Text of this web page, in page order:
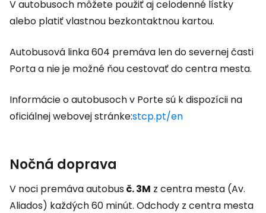
V autobusoch môžete použiť aj celodenné lístky
alebo platiť vlastnou bezkontaktnou kartou.
Autobusová linka 604 premáva len do severnej časti
Porta a nie je možné ňou cestovať do centra mesta.
Informácie o autobusoch v Porte sú k dispozícii na
oficiálnej webovej stránke:stcp.pt/en
Nočná doprava
V noci premáva autobusč. 3M z centra mesta (Av.
Aliados) každých 60 minút. Odchody z centra mesta